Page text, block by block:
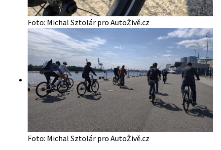
Foto: Michal Sztolár pro AutoŽivě.cz
Foto: Michal Sztolár pro AutoŽivě.cz